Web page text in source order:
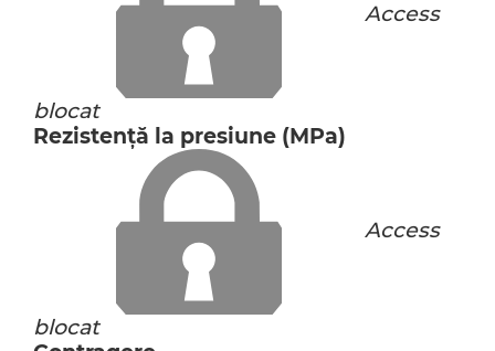
Access
blocat
Rezistență la presiune (MPa)
Access
blocat